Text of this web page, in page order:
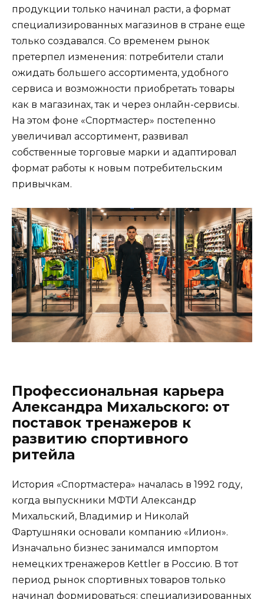
продукции только начинал расти, а формат
специализированных магазинов в стране еще
только создавался. Со временем рынок
претерпел изменения: потребители стали
ожидать большего ассортимента, удобного
сервиса и возможности приобретать товары
как в магазинах, так и через онлайн-сервисы.
На этом фоне «Спортмастер» постепенно
увеличивал ассортимент, развивал
собственные торговые марки и адаптировал
формат работы к новым потребительским
привычкам.
Профессиональная карьера
Александра Михальского: от
поставок тренажеров к
развитию спортивного
ритейла
История «Спортмастера» началась в 1992 году,
когда выпускники МФТИ Александр
Михальский, Владимир и Николай
Фартушняки основали компанию «Илион».
Изначально бизнес занимался импортом
немецких тренажеров Kettler в Россию. В тот
период рынок спортивных товаров только
начинал формироваться: специализированных